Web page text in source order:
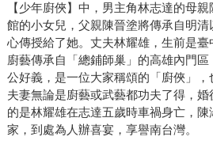
【少年廚俠】中，男主角林志達的母
館的小女兒，父親陳晉塗將傳承自明
心傳授給了她。丈夫林耀雄，生前是臺
廚藝傳承自「總鋪師巢」的高雄內門
公好義，是一位大家稱頌的「廚俠」
夫妻無論是廚藝或武藝都功夫了得，
的是林耀雄在志達五歲時車禍身亡，
家，到處為人辦喜宴，享譽南台灣。